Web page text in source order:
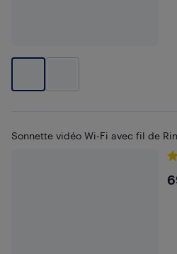
Sonnette vidéo Wi-Fi avec fil de